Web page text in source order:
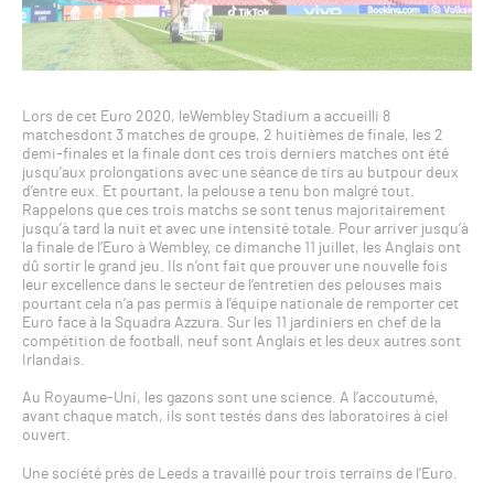
Lors de cet Euro 2020, leWembley Stadium a accueilli 8
matchesdont 3 matches de groupe, 2 huitièmes de finale, les 2
demi-finales et la finale dont ces trois derniers matches ont été
jusqu’aux prolongations avec une séance de tirs au butpour deux
d’entre eux. Et pourtant, la pelouse a tenu bon malgré tout.
Rappelons que ces trois matchs se sont tenus majoritairement
jusqu’à tard la nuit et avec une intensité totale. Pour arriver jusqu’à
la finale de l’Euro à Wembley, ce dimanche 11 juillet, les Anglais ont
dû sortir le grand jeu. Ils n’ont fait que prouver une nouvelle fois
leur excellence dans le secteur de l’entretien des pelouses mais
pourtant cela n’a pas permis à l’équipe nationale de remporter cet
Euro face à la Squadra Azzura. Sur les 11 jardiniers en chef de la
compétition de football, neuf sont Anglais et les deux autres sont
Irlandais.
Au Royaume-Uni, les gazons sont une science. A l’accoutumé,
avant chaque match, ils sont testés dans des laboratoires à ciel
ouvert.
Une société près de Leeds a travaillé pour trois terrains de l’Euro.